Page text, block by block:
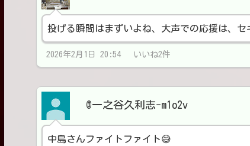
投げる瞬間はまずいよね、大声での応援は、セ
2026年2月1日 20:54 いいね2件
@一之谷久利志-m1o2v
中島さんファイトファイト😅